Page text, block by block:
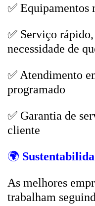
✅ Equipamentos
✅ Serviço
necessidade de
✅ Atendimento
programado
✅ Garantia de
cliente
🌍
As melhores
trabalham